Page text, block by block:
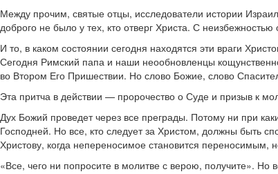
Между прочим, святые отцы, исследователи истории
доброго не было у тех, кто отверг Христа. С
И то, в каком состоянии сегодня находятся эти враги
Сегодня Римский папа и наши неообновленцы
во Втором Его Пришествии. Но слово Божие, слово
Эта притча в действии — пророчество о Суде и призыв к
Дух Божий проведет через все преграды. Потому ни при
Господней. Но все, кто следует за Христом, должны быть
Христову, когда непереносимое становится
«Все, чего ни попросите в молитве с верою, получите».